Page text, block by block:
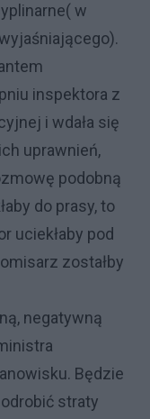
w
inspektora z
i wdała się
uprawnień,
podobną
do prasy, to
uciekłaby pod
zostałby
negatywną
Będzie
straty